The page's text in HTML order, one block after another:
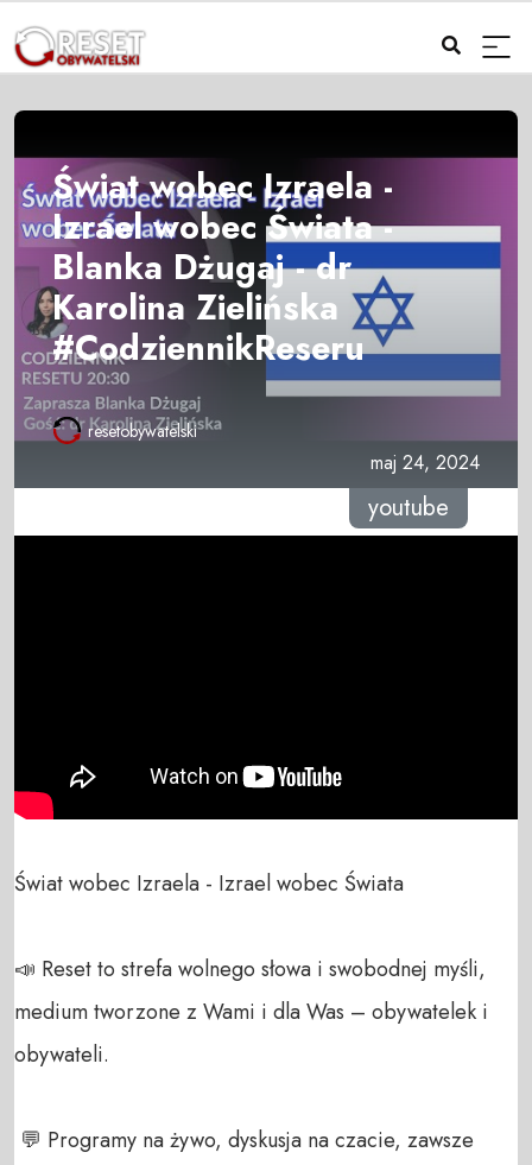
Świat wobec Izraela -
Izrael wobec Świata -
Blanka Dżugaj - dr
Karolina Zielińska
#CodziennikReseru
resetobywatelski
maj 24, 2024
youtube
Świat wobec Izraela - Izrael wobec Świata
📣 Reset to strefa wolnego słowa i swobodnej myśli,
medium tworzone z Wami i dla Was – obywatelek i
obywateli.